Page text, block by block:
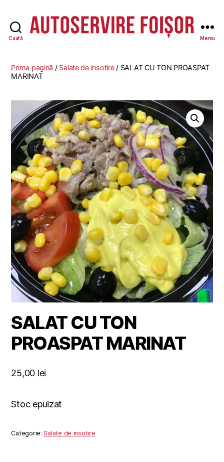
Caută Meniu
Prima pagină / Salate de insotire/ SALAT CU TON PROASPAT
MARINAT
SALAT CU TON
PROASPAT MARINAT
25,00 lei
Stoc epuizat
Categorie:Salate de insotire